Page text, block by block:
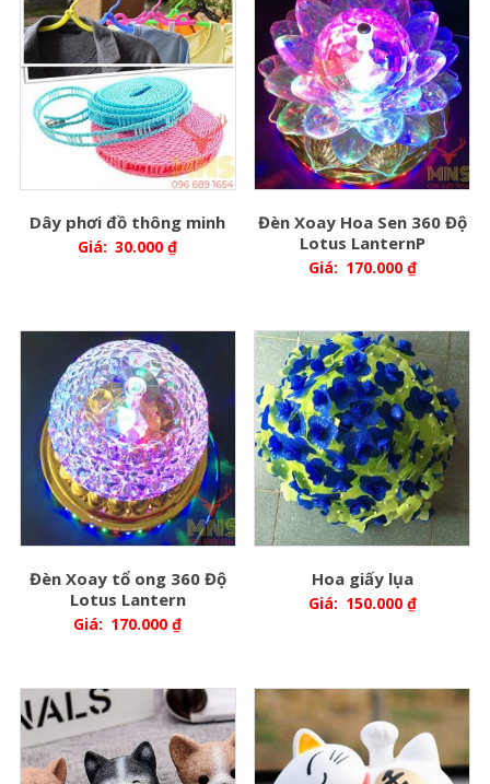
Dây phơi đồ thông minh
Giá: 30.000₫
Đèn Xoay Hoa Sen 360 Độ
Lotus LanternP
Giá: 170.000 ₫
Đèn Xoay tổ ong 360 Độ
Lotus Lantern
Giá: 170.000₫
Hoa giấy lụa
Giá: 150.000 ₫